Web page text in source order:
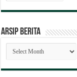
ARSIP BERITA
ARSIP
BERITA